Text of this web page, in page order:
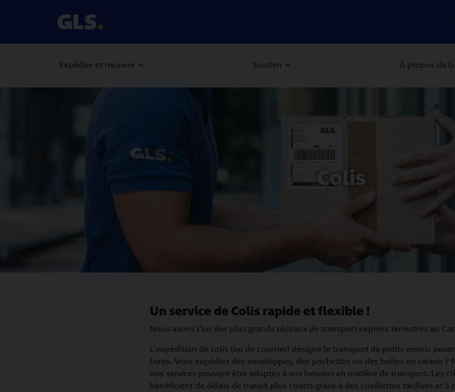
Expédier et recevoir Soutien À propos de
Carousel with slides shown at a time. Use the Previous and Next buttons to navigate.
Colis
Un service de Colis rapide et flexible !
Nous avons l'un des plus grands réseaux de transport express terrestres au
L'expédition de colis (ou de courrier) désigne le transport de petits envois
livres. Vous expédiez des enveloppes, des pochettes ou des boîtes en carton ?
nos services peuvent être adaptés à vos besoins en matière de transport. Les
bénéficient de délais de transit plus courts grâce à des cueillettes tardives et à